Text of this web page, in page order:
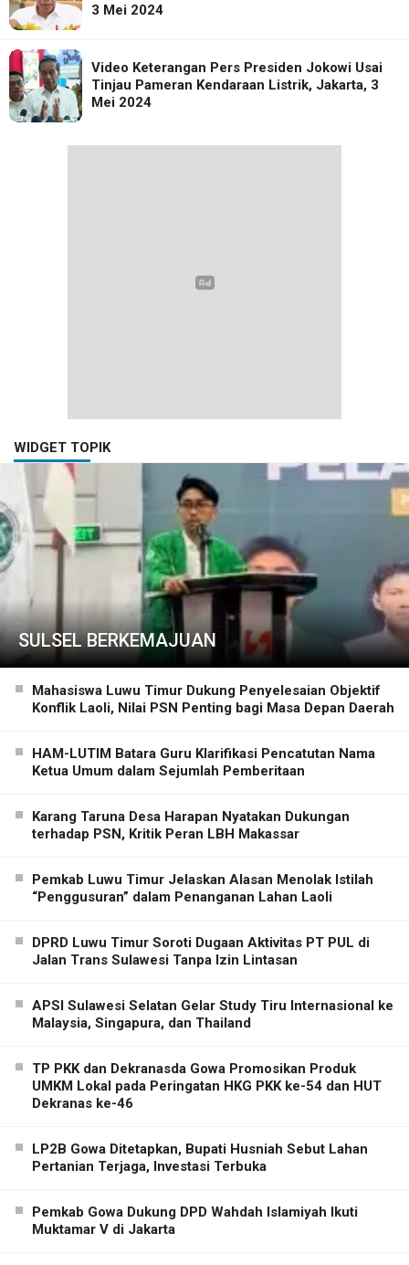
3 Mei 2024
Video Keterangan Pers Presiden Jokowi Usai
Tinjau Pameran Kendaraan Listrik, Jakarta, 3
Mei 2024
WIDGET TOPIK
SULSEL BERKEMAJUAN
Mahasiswa Luwu Timur Dukung Penyelesaian Objektif
Konflik Laoli, Nilai PSN Penting bagi Masa Depan Daerah
HAM-LUTIM Batara Guru Klarifikasi Pencatutan Nama
Ketua Umum dalam Sejumlah Pemberitaan
Karang Taruna Desa Harapan Nyatakan Dukungan
terhadap PSN, Kritik Peran LBH Makassar
Pemkab Luwu Timur Jelaskan Alasan Menolak Istilah
“Penggusuran” dalam Penanganan Lahan Laoli
DPRD Luwu Timur Soroti Dugaan Aktivitas PT PUL di
Jalan Trans Sulawesi Tanpa Izin Lintasan
APSI Sulawesi Selatan Gelar Study Tiru Internasional ke
Malaysia, Singapura, dan Thailand
TP PKK dan Dekranasda Gowa Promosikan Produk
UMKM Lokal pada Peringatan HKG PKK ke-54 dan HUT
Dekranas ke-46
LP2B Gowa Ditetapkan, Bupati Husniah Sebut Lahan
Pertanian Terjaga, Investasi Terbuka
Pemkab Gowa Dukung DPD Wahdah Islamiyah Ikuti
Muktamar V di Jakarta